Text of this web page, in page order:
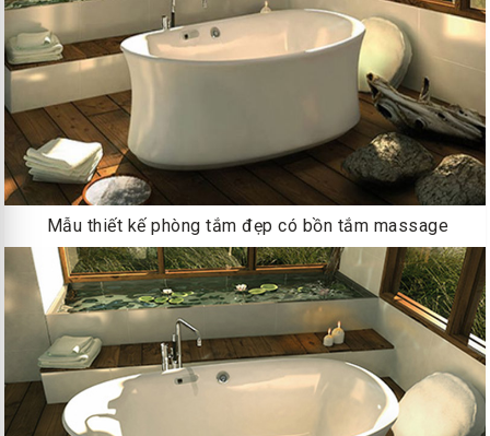
Mẫu thiết kế phòng tắm đẹp có bồn tắm massage